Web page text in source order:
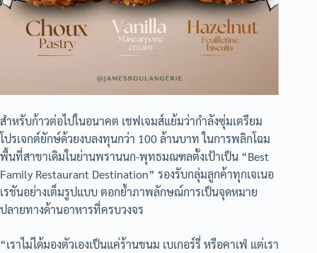
สำหรับก้าวต่อไปในอนาคต เชฟเจมส์แย้มว่ากำลังซุ่มเตรียม
โปรเจกต์ยักษ์ด้วยงบลงทุนกว่า 100 ล้านบาท ในการพลิกโฉม
พื้นที่สาขาเดิมในย่านพรานนก-พุทธมณฑลตั้งเป้าเป็น “Best
Family Restaurant Destination” รองรับกลุ่มลูกค้าทุกเจเนอ
เรชันอย่างเต็มรูปแบบ ตอกย้ำภาพลักษณ์การเป็นจุดหมาย
ปลายทางด้านอาหารที่ครบวงจร
“เราไม่ได้มองตัวเองเป็นแค่ร้านขนม เบเกอร์รี่ หรือคาเฟ่ แต่เรา